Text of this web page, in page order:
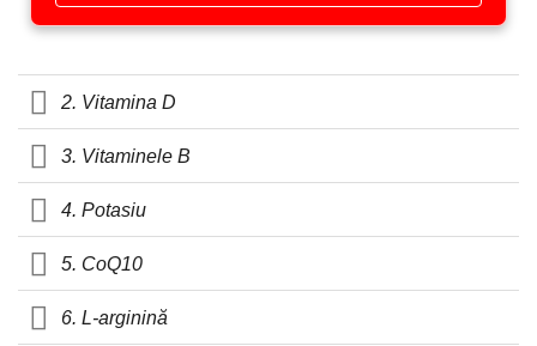
2. Vitamina D
3. Vitaminele B
4. Potasiu
5. CoQ10
6. L-arginină